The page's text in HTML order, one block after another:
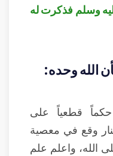
وسلم فذكرت له
الله وحده:
قطعياً على
وقع في معصية
الله، واعلم علم